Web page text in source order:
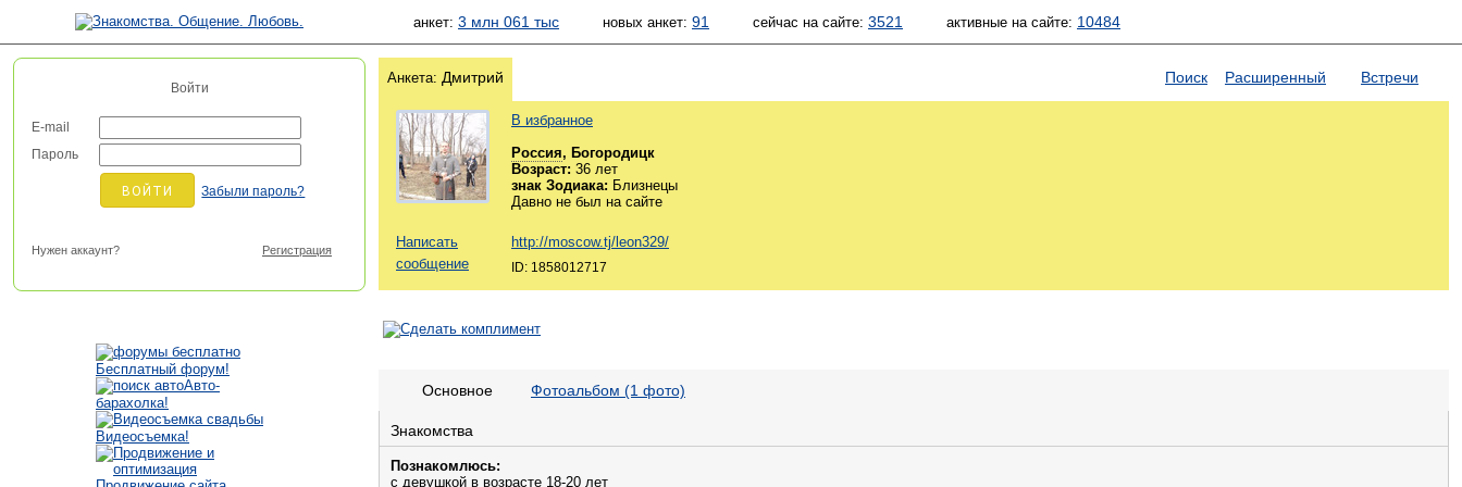
анкет: 3 млн 061 тыс новых анкет: 91 сейчас на сайте: 3521 активные на сайте: 10484
Войти
E-mail
Пароль
Забыли пароль?
Нужен аккаунт? Регистрация
Бесплатный форум!
Авто-
барахолка!
Видеосъемка!
Анкета: Дмитрий Поиск Расширенный Встречи
В избранное
Россия, Богородицк
Возраст: 36 лет
знак Зодиака: Близнецы
Давно не был на сайте
Написать
сообщение
http://moscow.tj/leon329/
ID: 1858012717
Основное Фотоальбом (1 фото)
Знакомства
Познакомлюсь:
с девушкой в возрасте 18-20 лет